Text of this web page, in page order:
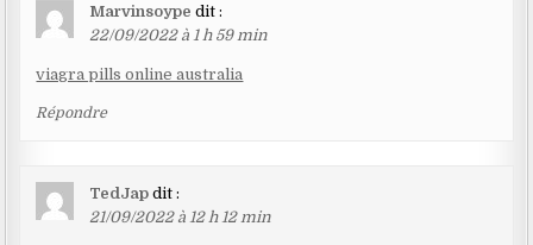
Marvinsoype dit :
22/09/2022 à 1 h 59 min
viagra pills online australia
Répondre
TedJap dit :
21/09/2022 à 12 h 12 min